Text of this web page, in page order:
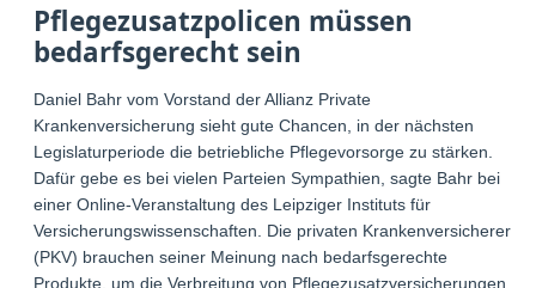
Pflegezusatzpolicen müssen
bedarfsgerecht sein
Daniel Bahr vom Vorstand der Allianz Private
Krankenversicherung sieht gute Chancen, in der nächsten
Legislaturperiode die betriebliche Pflegevorsorge zu stärken.
Dafür gebe es bei vielen Parteien Sympathien, sagte Bahr bei
einer Online-Veranstaltung des Leipziger Instituts für
Versicherungswissenschaften. Die privaten Krankenversicherer
(PKV) brauchen seiner Meinung nach bedarfsgerechte
Produkte, um die Verbreitung von Pflegezusatzversicherungen